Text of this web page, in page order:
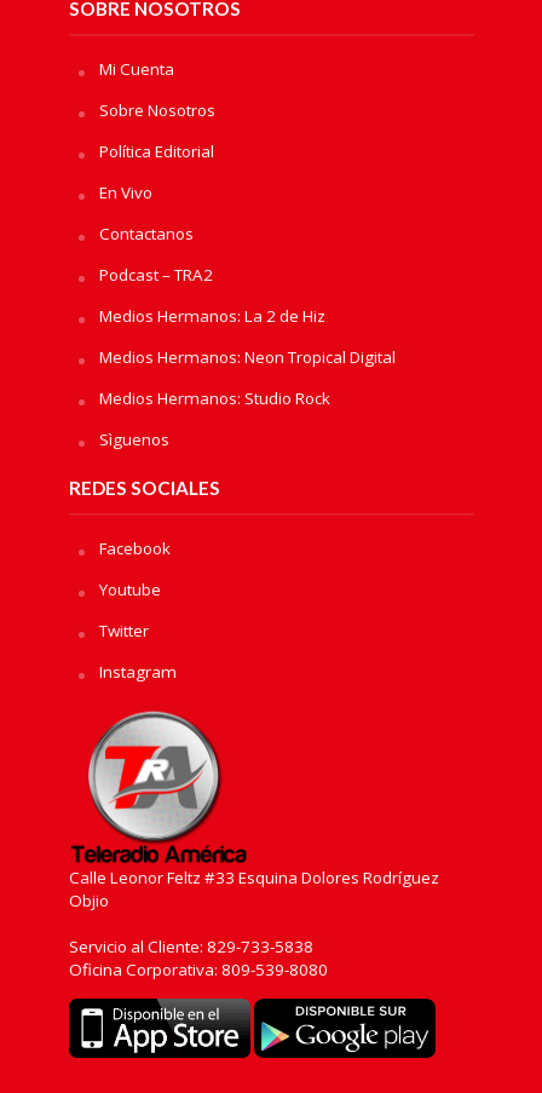
SOBRE NOSOTROS
Mi Cuenta
Sobre Nosotros
Política Editorial
En Vivo
Contactanos
Podcast – TRA2
Medios Hermanos: La 2 de Hiz
Medios Hermanos: Neon Tropical Digital
Medios Hermanos: Studio Rock
Sìguenos
REDES SOCIALES
Facebook
Youtube
Twitter
Instagram
Calle Leonor Feltz #33 Esquina Dolores Rodríguez
Objio
Servicio al Cliente: 829-733-5838
Oficina Corporativa: 809-539-8080